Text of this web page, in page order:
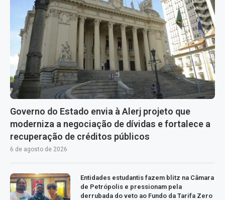
Governo do Estado envia à Alerj projeto que
moderniza a negociação de dívidas e fortalece a
recuperação de créditos públicos
6 de agosto de 2026
Entidades estudantis fazem blitz na Câmara
de Petrópolis e pressionam pela
derrubada do veto ao Fundo da Tarifa Zero